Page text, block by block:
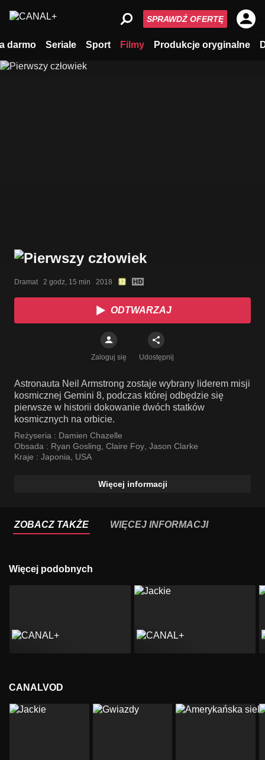
darmo Seriale Sport Filmy Produkcje oryginalne
SPRAWDŹ OFERTĘ
Dramat   2 godz, 15 min   2018
ODTWARZAJ
Zaloguj się Udostępnij
Astronauta Neil Armstrong zostaje wybrany liderem misji
kosmicznej Gemini 8, podczas której odbędzie się
pierwsze w historii dokowanie dwóch statków
kosmicznych na orbicie.
Reżyseria : Damien Chazelle
Obsada : Ryan Gosling Claire Foy Jason Clarke
Kraje : Japonia USA
Więcej informacji
ZOBACZ TAKŻE WIĘCEJ INFORMACJI
Więcej podobnych
CANALVOD